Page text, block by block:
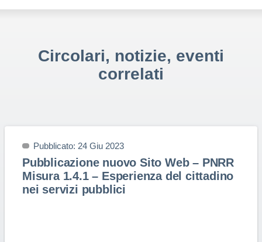
Circolari, notizie, eventi
correlati
Pubblicato: 24 Giu 2023
Pubblicazione nuovo Sito Web – PNRR
Misura 1.4.1 – Esperienza del cittadino
nei servizi pubblici